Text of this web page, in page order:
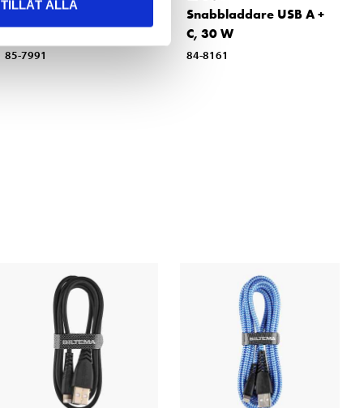
TILLÅT ALLA
Billaddare, 1 x USB,
85-7991
Snabbladdare USB A +
C, 30 W
84-8161